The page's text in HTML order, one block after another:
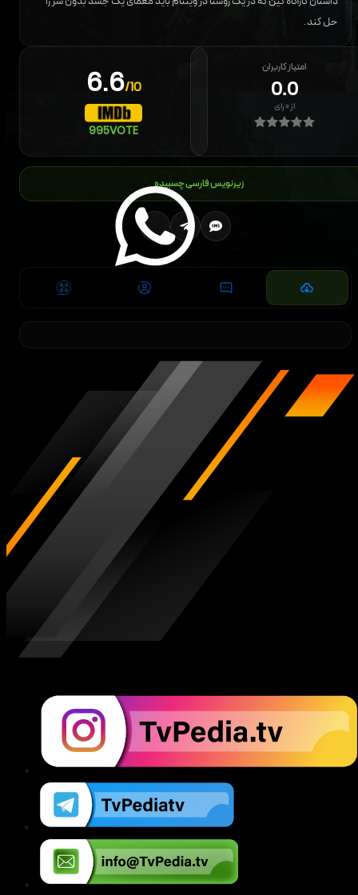
حل کند.
6.6/10
995VOTE
امتیاز کاربران
0.0
از۰رای
زیرنویس فارسی چسبیده